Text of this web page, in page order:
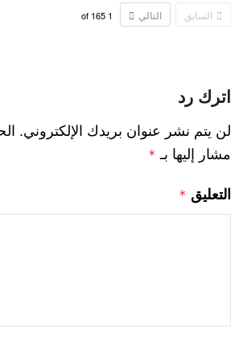
السابق التالي 1
165
اترك رد
لن يتم نشر عنوان بريدك الإلكتروني.
مشار إليها بـ *
التعليق *